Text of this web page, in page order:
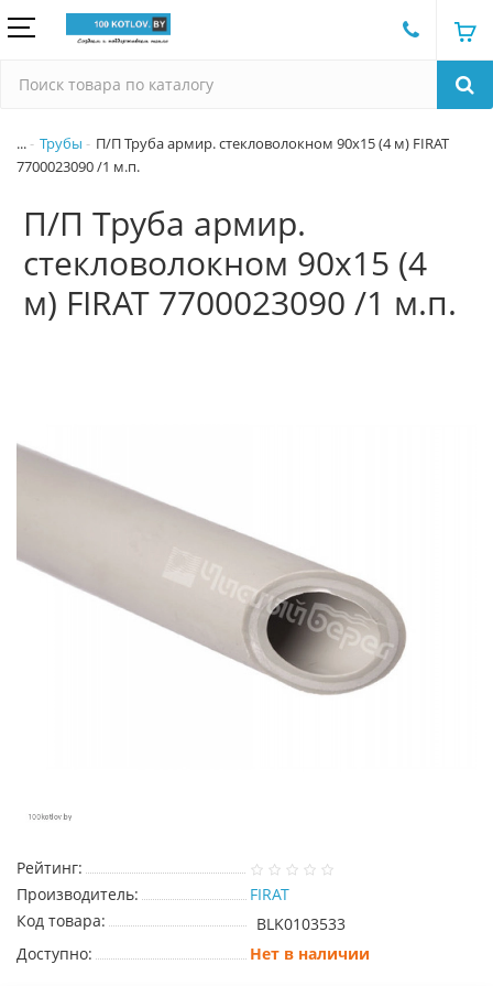
... Трубы
П/П Труба армир. стекловолокном 90х15 (4 м) FIRAT
7700023090 /1 м.п.
П/П Труба армир.
стекловолокном 90х15 (4
м) FIRAT 7700023090 /1 м.п.
Рейтинг:
Производитель:
FIRAT
Код товара:
BLK0103533
Доступно:
Нет в наличии